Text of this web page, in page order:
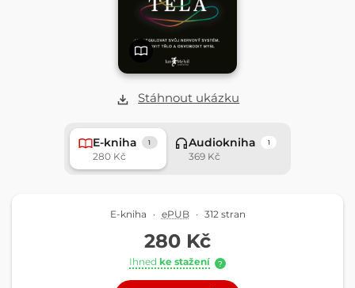
Stáhnout ukázku
E-kniha 1
280 Kč
Audiokniha 1
369 Kč
E-kniha · ePUB · 312 stran
280 Kč
Ihned ke stažení ?